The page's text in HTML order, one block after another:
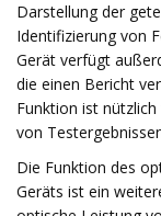
Darstellung der
Identifizierung von
Gerät verfügt
die einen Bericht
Funktion ist
von
Die Funktion des
Geräts ist ein